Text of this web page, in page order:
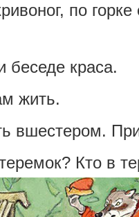
по горке
краса.
жить.
вшестером.
Кто в